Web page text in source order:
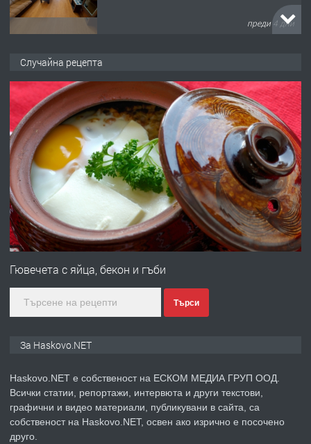
преди 4 дни
АПАРТАМЕНТ В ЦЕНТЪРА НА ГР.
ХАСКОВО
преди 5 дни
ПРЕДЛАГА Давам гараж под наем
преди 5 дни
ПРЕДЛАГА
№4120 Магазин/Офис под наем в кв.
градската градина!
преди 6 дни
ПРЕДЛАГА
Продавам парцел в гр. Хасково кв.
Случайна рецепта
Гювечета с яйца, бекон и гъби
Търси
За Haskovo.NET
Haskovo.NET е собственост на ЕСКОМ МЕДИА ГРУП ООД.
Всички статии, репортажи, интервюта и други текстови,
графични и видео материали, публикувани в сайта, са
собственост на Haskovo.NET, освен ако изрично е посочено
друго.